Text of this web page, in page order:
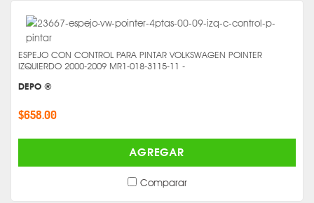
ESPEJO CON CONTROL PARA PINTAR VOLKSWAGEN POINTER
IZQUIERDO 2000-2009 MR1-018-3115-11 -
DEPO ®
$658.00
AGREGAR
Comparar